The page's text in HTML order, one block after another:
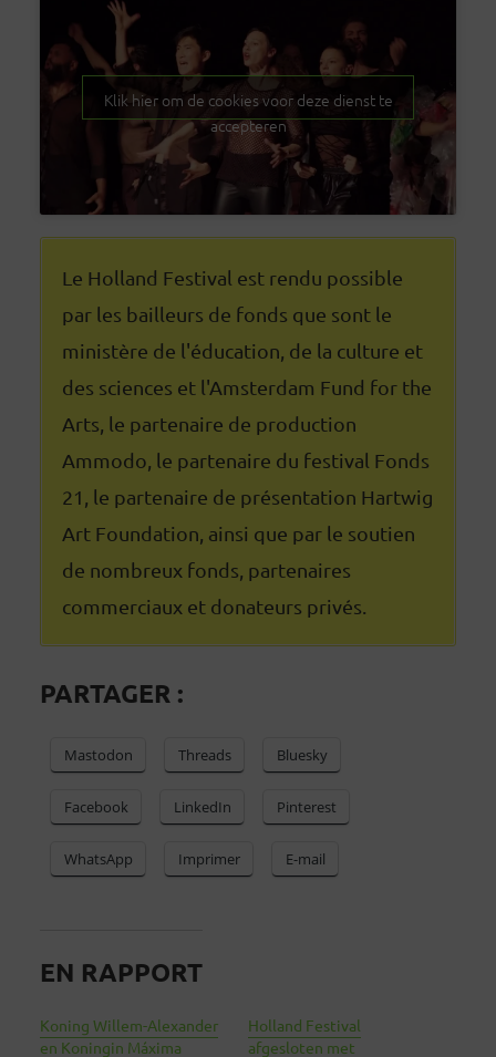
Klik hier om de cookies voor deze dienst te
accepteren
Le Holland Festival est rendu possible
par les bailleurs de fonds que sont le
ministère de l'éducation, de la culture et
des sciences et l'Amsterdam Fund for the
Arts, le partenaire de production
Ammodo, le partenaire du festival Fonds
21, le partenaire de présentation Hartwig
Art Foundation, ainsi que par le soutien
de nombreux fonds, partenaires
commerciaux et donateurs privés.
PARTAGER :
Mastodon Threads Bluesky
Facebook LinkedIn Pinterest
WhatsApp Imprimer E-mail
EN RAPPORT
Koning Willem-Alexander
en Koningin Máxima
Holland Festival
afgesloten met